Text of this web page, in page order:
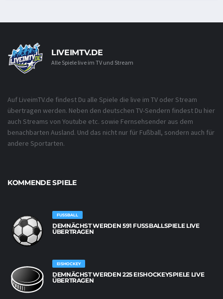
LIVEIMTV.DE
Alle Spiele live im TV und Stream
Auf LiveimTV.de findest Du alle Spiele die live im TV oder Stream
übertragen werden. Neben den deutschen TV-Sendern findest Du hier
auch Streams von Youtube etc. sowie Fernsehsender aus dem
benachbarten Ausland. Und das nicht nur für Fußball, sondern auch für
andere Sportarten.
KOMMENDE SPIELE
FUSSBALL
DEMNÄCHST WERDEN 591 FUSSBALLSPIELE LIVE Ü
BERTRAGEN
EISHOCKEY
DEMNÄCHST WERDEN 225 EISHOCKEYSPIELE LIVE
ÜBERTRAGEN